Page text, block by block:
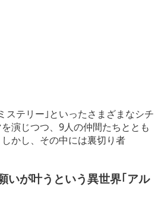
ステリー｣といったさまざまなシチ
演じつつ、9人の仲間たちととも
かし、その中には裏切り者
いが叶うという異世界｢アル